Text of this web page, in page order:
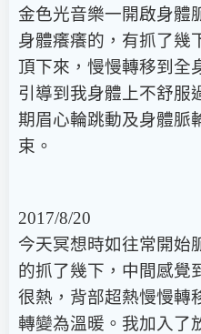
金色光音樂一開啟身體
身體癢癢的，有抓了幾
頂下來，慢慢轉移到全
引導到我身體上不舒服
期眉心輪跳動及身體脈
束。
2017/8/20
今天冥想時如往常開始
的抓了幾下，中間感覺
很熱，背部超熱慢慢轉
轉變為溫暖。我加入了